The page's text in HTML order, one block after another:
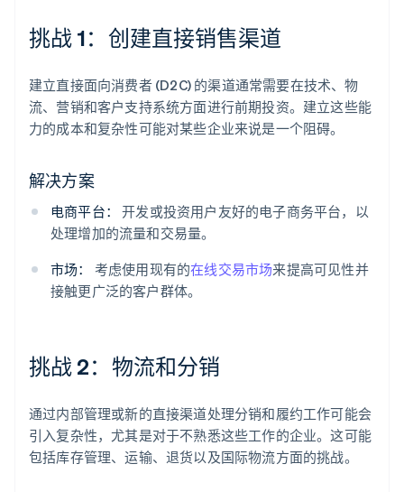
挑战 1：创建直接销售渠道
建立直接面向消费者 (D2C) 的渠道通常需要在技术、物
流、营销和客户支持系统方面进行前期投资。建立这些能
力的成本和复杂性可能对某些企业来说是一个阻碍。
解决方案
电商平台：
开发或投资用户友好的电子商务平台，以
处理增加的流量和交易量。
市场：
考虑使用现有的在线交易市场来提高可见性并
接触更广泛的客户群体。
挑战 2：物流和分销
通过内部管理或新的直接渠道处理分销和履约工作可能会
引入复杂性，尤其是对于不熟悉这些工作的企业。这可能
包括库存管理、运输、退货以及国际物流方面的挑战。